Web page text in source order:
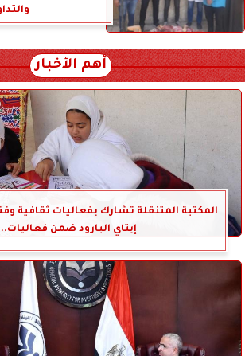
أهم الأخبار
المكتبة المتنقلة تشارك بفعاليات ثقافية
إيتاي البارود ضمن